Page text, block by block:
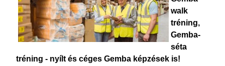
walk
tréning,
Gemba-
séta
tréning - nyílt és céges Gemba képzések is!